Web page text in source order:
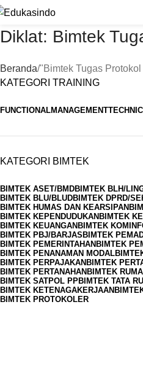
Diklat: Bimtek
Beranda "Bimtek Tugas
KATEGORI TRAINING
FUNCTIONALMANAGEMENT
KATEGORI BIMTEK
BIMTEK ASET/BMDBIMTEK BLH/
BIMTEK BLU/BLUDBIMTEK DPRD/
BIMTEK HUMAS DAN KEARSIPAN
BIMTEK KEPENDUDUKAN BIMTEK
BIMTEK KEUANGAN BIMTEK
BIMTEK PBJ/BARJAS BIMTEK
BIMTEK PEMERINTAHAN BIMTEK
BIMTEK PENANAMAN MODAL
BIMTEK PERPAJAKAN BIMTEK
BIMTEK PERTANAHAN BIMTEK
BIMTEK SATPOL PPBIMTEK TATA
BIMTEK KETENAGAKERJAAN
BIMTEK PROTOKOLER